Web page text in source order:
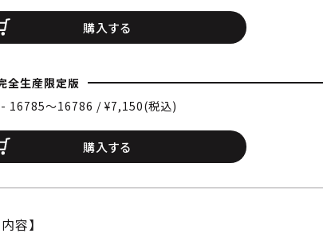
購入する
全生産限定版
16785〜16786 / ¥7,150(税込)
購入する
容】